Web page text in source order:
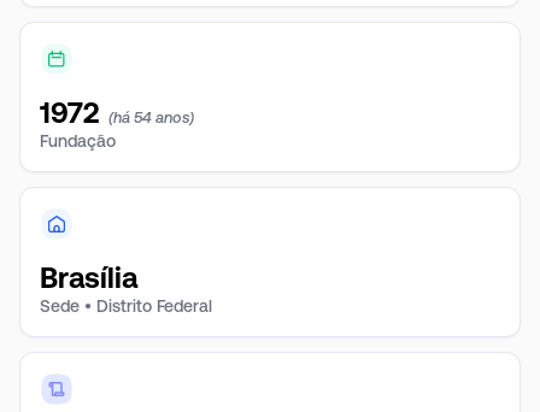
1972 (há 54 anos)
Fundação
Brasília
Sede • Distrito Federal